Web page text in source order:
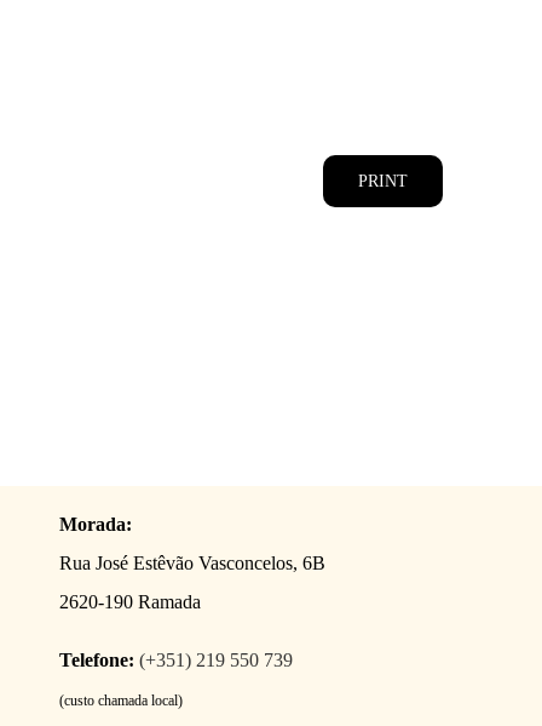
PRINT
Morada:
Rua José Estêvão Vasconcelos, 6B
2620-190 Ramada
Telefone: (+351) 219 550 739
(custo chamada local)